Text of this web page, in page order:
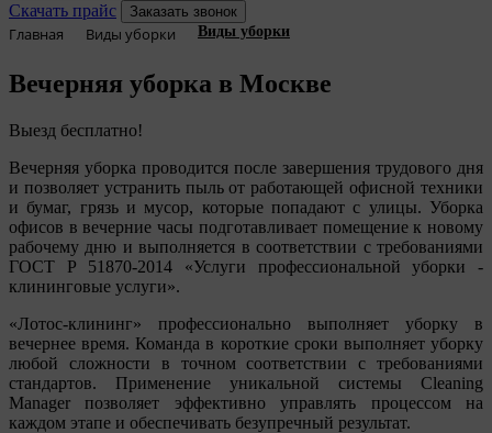
Скачать прайс Заказать звонок
Главная Виды уборки Виды уборки
Вечерняя уборка в Москве
Выезд бесплатно!
Вечерняя уборка проводится после завершения трудового дня
и позволяет устранить пыль от работающей офисной техники
и бумаг, грязь и мусор, которые попадают с улицы. Уборка
офисов в вечерние часы подготавливает помещение к новому
рабочему дню и выполняется в соответствии с требованиями
ГОСТ Р 51870-2014
Услуги профессиональной уборки -
клининговые услуги .
Лотос-клининг
профессионально выполняет уборку в
вечернее время. Команда в короткие сроки выполняет уборку
любой сложности в точном соответствии с требованиями
стандартов. Применение уникальной системы Cleaning
Manager позволяет эффективно управлять процессом на
каждом этапе и обеспечивать безупречный результат.